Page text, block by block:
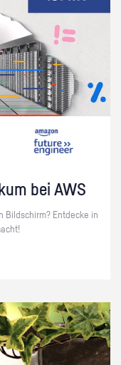
bei AWS
Bild­schirm? Ent­de­cke in